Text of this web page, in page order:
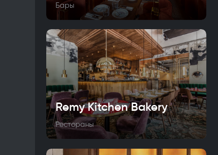
Бары
Remy Kitchen Bakery
Рестораны